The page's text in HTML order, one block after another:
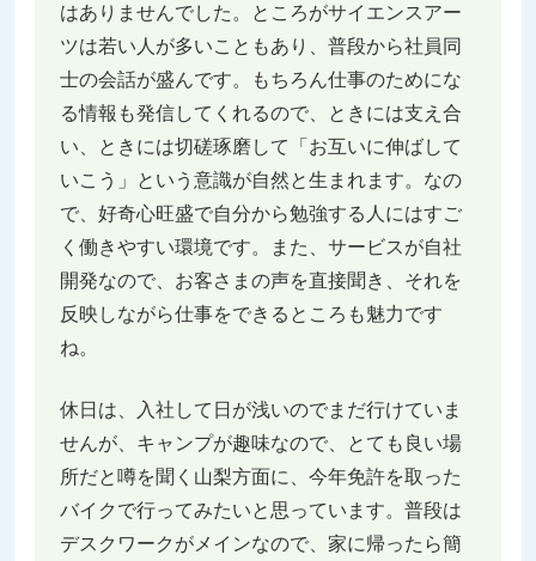
はありませんでした。ところがサイエンスアー
ツは若い人が多いこともあり、普段から社員同
士の会話が盛んです。もちろん仕事のためにな
る情報も発信してくれるので、ときには支え合
い、ときには切磋琢磨して「お互いに伸ばして
いこう」という意識が自然と生まれます。なの
で、好奇心旺盛で自分から勉強する人にはすご
く働きやすい環境です。また、サービスが自社
開発なので、お客さまの声を直接聞き、それを
反映しながら仕事をできるところも魅力です
ね。
休日は、入社して日が浅いのでまだ行けていま
せんが、キャンプが趣味なので、とても良い場
所だと噂を聞く山梨方面に、今年免許を取った
バイクで行ってみたいと思っています。普段は
デスクワークがメインなので、家に帰ったら簡